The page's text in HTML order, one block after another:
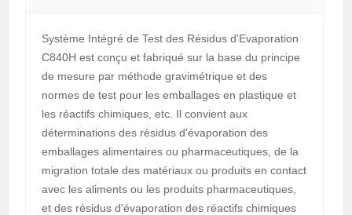
Système Intégré de Test des Résidus d'Evaporation
C840H est conçu et fabriqué sur la base du principe
de mesure par méthode gravimétrique et des
normes de test pour les emballages en plastique et
les réactifs chimiques, etc. Il convient aux
déterminations des résidus d'évaporation des
emballages alimentaires ou pharmaceutiques, de la
migration totale des matériaux ou produits en contact
avec les aliments ou les produits pharmaceutiques,
et des résidus d'évaporation des réactifs chimiques